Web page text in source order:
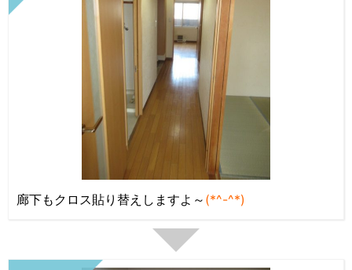
廊下もクロス貼り替えしますよ～ (*^-^*)